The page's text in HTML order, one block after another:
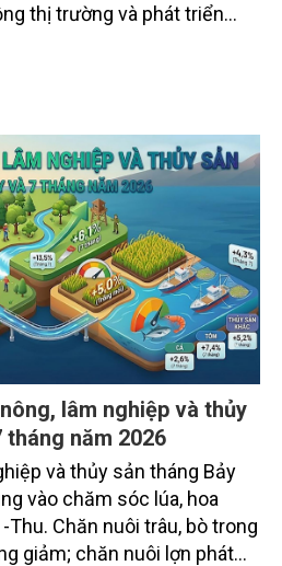
thị trường và phát triển
và cơ sở sản xuất đã
đầu tư công nghệ, xây
lâm nghiệp và thủy
năm 2026
và thủy sản tháng Bảy
vào chăm sóc lúa, hoa
Thu. Chăn nuôi trâu, bò trong
giảm; chăn nuôi lợn phát